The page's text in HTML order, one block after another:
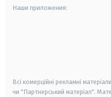
Наши приложения:
Всі комерційні рекламні
чи "Партнерський матеріал".